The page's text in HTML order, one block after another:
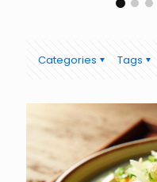
Categories Tags